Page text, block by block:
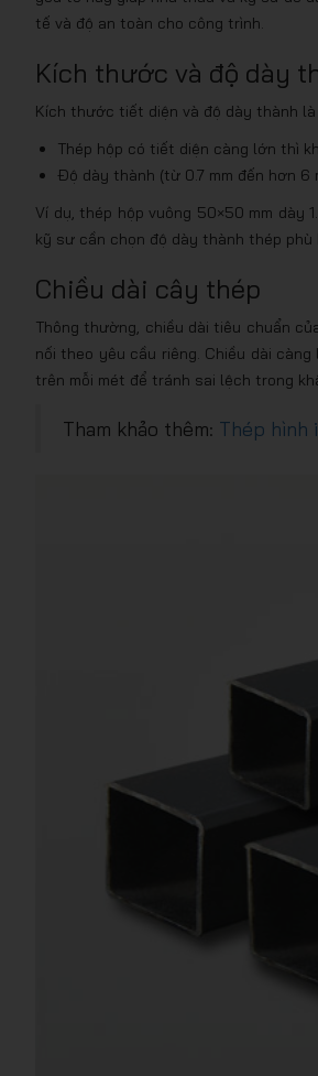
tế và độ an toàn cho công trình.
Kích thước và độ dày
Kích thước tiết diện và độ dày thành
Thép hộp có tiết diện càng lớn thì
Độ dày thành (từ 0.7 mm đến hơn
Ví dụ, thép hộp vuông 50×50 mm dày
kỹ sư cần chọn độ dày thành thép
Chiều dài cây thép
Thông thường, chiều dài tiêu chuẩn
nối theo yêu cầu riêng. Chiều dài
trên mỗi mét để tránh sai lệch trong
Tham khảo thêm: Thép hình